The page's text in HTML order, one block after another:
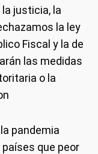
justicia, la
la ley
Fiscal y la de
las medidas
o la
pandemia
que peor